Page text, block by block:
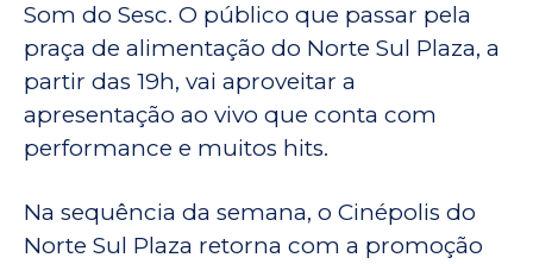
Som do Sesc. O público que passar pela
praça de alimentação do Norte Sul Plaza, a
partir das 19h, vai aproveitar a
apresentação ao vivo que conta com
performance e muitos hits.
Na sequência da semana, o Cinépolis do
Norte Sul Plaza retorna com a promoção